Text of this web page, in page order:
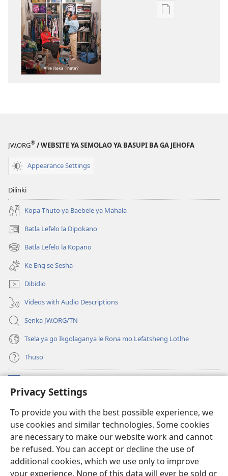
Privacy Settings
To provide you with the best possible experience, we
use cookies and similar technologies. Some cookies
are necessary to make our website work and cannot
be refused. You can accept or decline the use of
additional cookies, which we use only to improve
your experience. None of this data will ever be sold or
Ditsela
Thata?
JW.ORG® / WEBSITE YA SEMOLAO YA BASUPI BA GA JEHOFA
Appearance Settings
Dilinki
Kopa Thuto ya Baebele ya Mahala
Batla Lefelo la Dipokano
(e
bula
tsebe
nngwe)
Batla Lefelo la Kopano
(e
bula
tsebe
e
nngwe)
Ke Eng se Sesha
Dibidio
Videos with Audio Descriptions
Senka JW.ORG/TN
Tsela ya go Ikgolaganya le Rona mo Lefatsheng Lotlhe
Thuso
(e
bula
nngwe)
LAEBORARI YA MO INTERNET
(e
bula
tsebe
e
nngwe)
JW Hub
(e
bula
tsebe
e
App ya JW Library